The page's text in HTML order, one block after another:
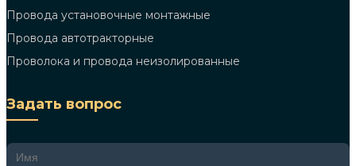
Провода установочные монтажные
Провода автотракторные
Проволока и провода неизолированные
Задать вопрос